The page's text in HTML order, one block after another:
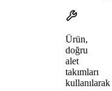
Ürün,
doğru
alet
takımları
kullanılarak